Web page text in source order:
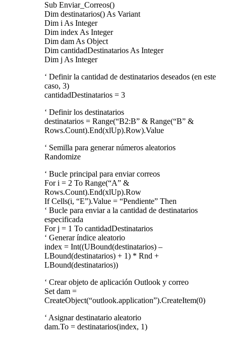
Sub Enviar_Correos()
Dim destinatarios() As Variant
Dim i As Integer
Dim index As Integer
Dim dam As Object
Dim cantidadDestinatarios As Integer
Dim j As Integer
‘ Definir la cantidad de destinatarios deseados (en este
caso, 3)
cantidadDestinatarios = 3
‘ Definir los destinatarios
destinatarios = Range(“B2:B” & Range(“B” &
Rows.Count).End(xlUp).Row).Value
‘ Semilla para generar números aleatorios
Randomize
‘ Bucle principal para enviar correos
For i = 2 To Range(“A” &
Rows.Count).End(xlUp).Row
If Cells(i, “E”).Value = “Pendiente” Then
‘ Bucle para enviar a la cantidad de destinatarios
especificada
For j = 1 To cantidadDestinatarios
‘ Generar índice aleatorio
index = Int((UBound(destinatarios) –
LBound(destinatarios) + 1) * Rnd +
LBound(destinatarios))
‘ Crear objeto de aplicación Outlook y correo
Set dam =
CreateObject(“outlook.application”).CreateItem(0)
‘ Asignar destinatario aleatorio
dam.To = destinatarios(index, 1)